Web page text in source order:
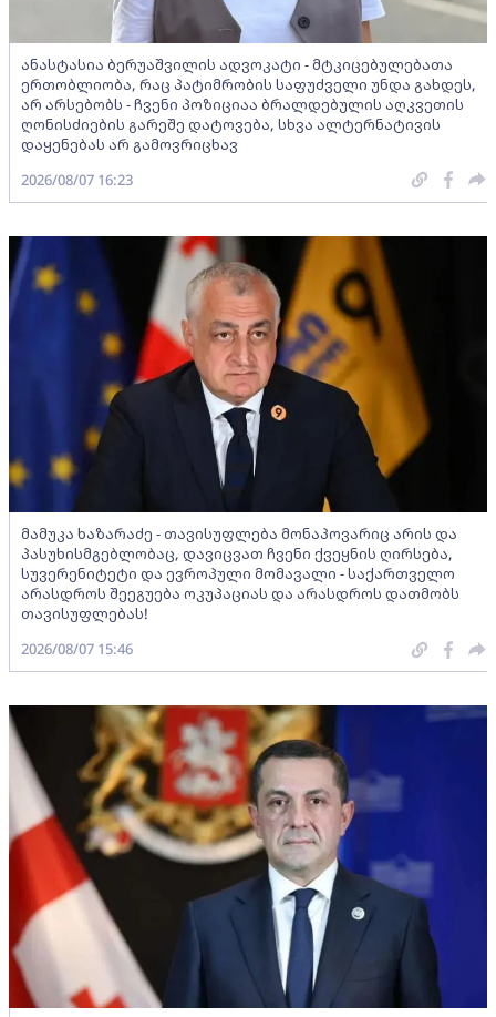
ანასტასია ბერუაშვილის ადვოკატი - მტკიცებულებათა
ერთობლიობა, რაც პატიმრობის საფუძველი უნდა გახდეს,
არ არსებობს - ჩვენი პოზიციაა ბრალდებულის აღკვეთის
ღონისძიების გარეშე დატოვება, სხვა ალტერნატივის
დაყენებას არ გამოვრიცხავ
2026/08/07 16:23
მამუკა ხაზარაძე - თავისუფლება მონაპოვარიც არის და
პასუხისმგებლობაც, დავიცვათ ჩვენი ქვეყნის ღირსება,
სუვერენიტეტი და ევროპული მომავალი - საქართველო
არასდროს შეეგუება ოკუპაციას და არასდროს დათმობს
თავისუფლებას!
2026/08/07 15:46